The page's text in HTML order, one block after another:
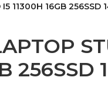
11300H 16GB 256SSD
256SSD